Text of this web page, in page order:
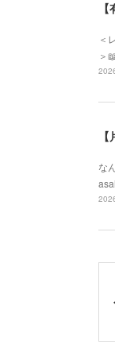
＜
＞
な